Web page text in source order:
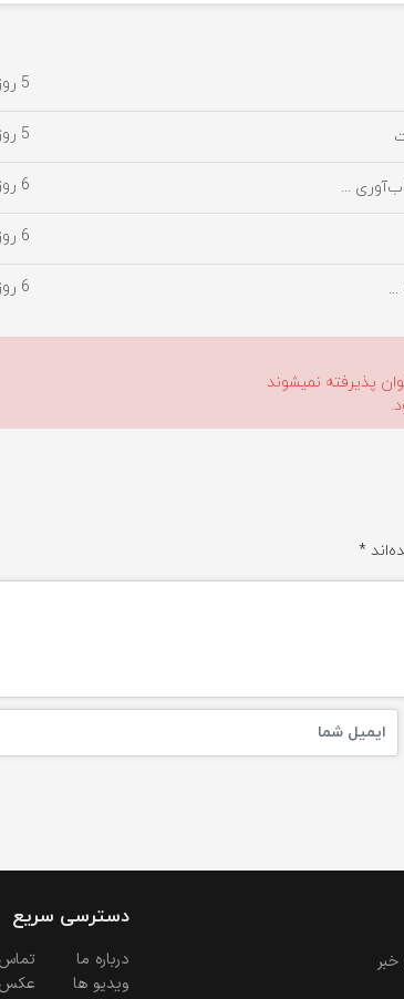
5 روز پیش
5 روز پیش
... 6 روز پیش
6 روز پیش
6 روز پیش
پذیرفته نمیشوند
*
دسترسی سریع
درباره ما
ویدیو ها
عکس